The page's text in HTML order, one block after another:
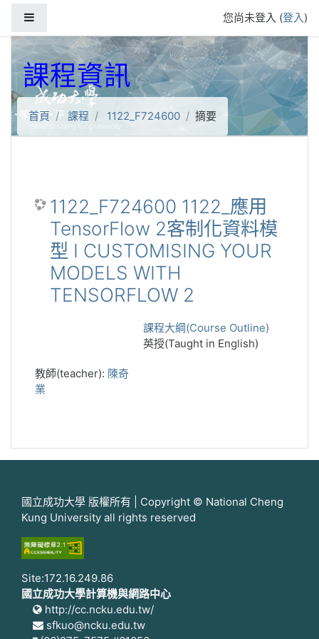
您尚未登入 (登入)
課程資訊
首頁 課程 1122_F724600 摘要
1122_F724600 1122_應用
TensorFlow 2客制化資料模
型 I CUSTOMISING YOUR
MODELS WITH
TENSORFLOW 2
課程大綱(Course Outline)
英授(Taught in English)
教師(teacher): 陳奇
業
國立成功大學 版權所有 | Copyright © National Cheng
Kung University all rights reserved
Site:172.16.249.86
國立成功大學計算機與網路中心
http://cc.ncku.edu.tw/
sfkuo@ncku.edu.tw